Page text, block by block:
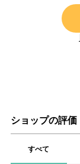
ショップの評価
すべて